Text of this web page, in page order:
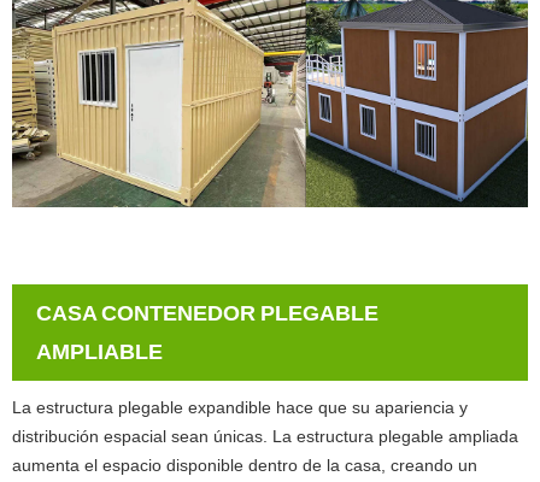
CASA CONTENEDOR PLEGABLE
AMPLIABLE
La estructura plegable expandible hace que su apariencia y
distribución espacial sean únicas. La estructura plegable ampliada
aumenta el espacio disponible dentro de la casa, creando un